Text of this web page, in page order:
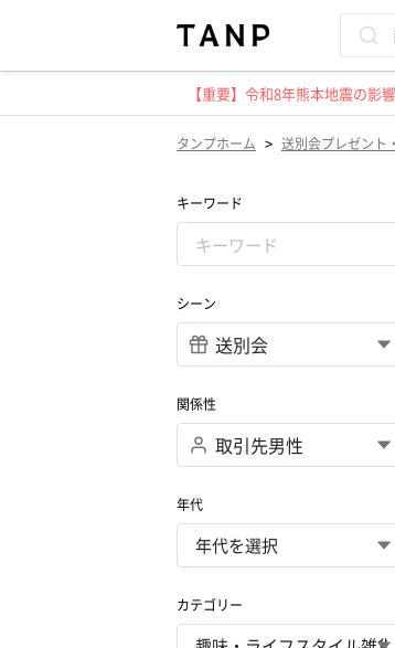
【重要】令和8年熊本地震の影
タンプホーム > 送別会プレゼント
キーワード
シーン
関係性
年代
カテゴリー